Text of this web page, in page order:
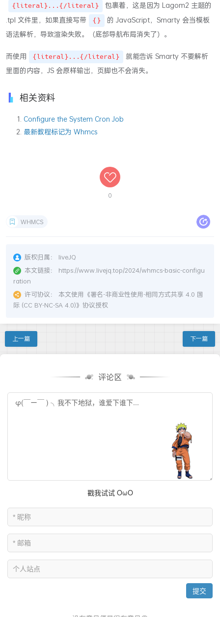
{literal}...{/literal}
包裹着，这是因为 Lagom2 主题的
.tpl 文件里，如果直接写带
{}
的 JavaScript，Smarty 会当模板
语法解析，导致渲染失败。（底部导航布局消失了）。
而使用 {literal}...{/literal}
就能告诉 Smarty 不要解析
里面的内容，JS 会原样输出，页脚也不会消失。
相关资料
Configure the System Cron Job
最新教程标记为 Whmcs
0
WHMCS
版权归属：
liveJQ
本文链接：
https://www.livejq.top/2024/whmcs-basic-configu
ration
许可协议：
本文使用《署名-非商业性使用-相同方式共享 4.0 国
际 (CC BY-NC-SA 4.0)》协议授权
上一篇 下一篇
评论区